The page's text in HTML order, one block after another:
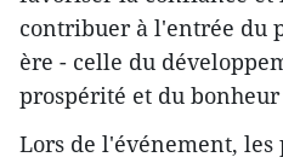
contribuer à l'entrée du
ère - celle du
prospérité et du
Lors de l'événement,